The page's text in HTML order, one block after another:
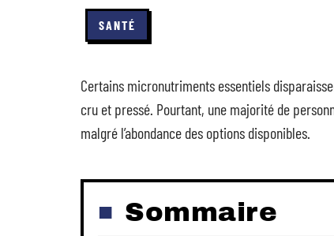
SANTÉ
Certains micronutriments essentiels
cru et pressé. Pourtant, une majorité de
malgré l’abondance des options disponibles.
Sommaire